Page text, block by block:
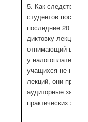
5. Как следствие,
студентов
последние 20 лет
диктовку лекций –
отнимающий время
у
учащихся не
лекций, они
аудиторные
практических